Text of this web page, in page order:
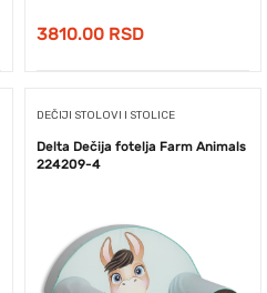
3810.00 RSD
DEČIJI STOLOVI I STOLICE
Delta Dečija fotelja Farm Animals
224209-4